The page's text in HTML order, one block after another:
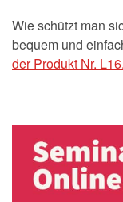
Wie schützt man
bequem und
der Produkt Nr. L16.